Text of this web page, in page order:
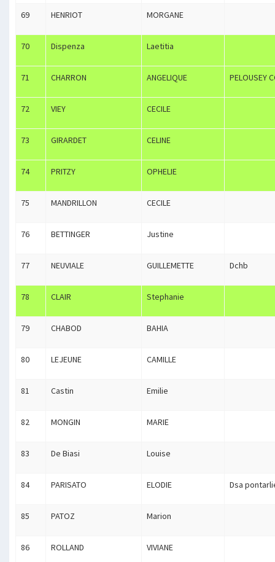
69 HENRIOT MORGANE
70 Dispenza Laetitia
71 CHARRON ANGELIQUE PELOUSEY
72 VIEY CECILE
73 GIRARDET CELINE
74 PRITZY OPHELIE
75 MANDRILLON CECILE
76 BETTINGER Justine
77 NEUVIALE GUILLEMETTE Dchb
78 CLAIR Stephanie
79 CHABOD BAHIA
80 LEJEUNE CAMILLE
81 Castin Emilie
82 MONGIN MARIE
83 De Biasi Louise
84 PARISATO ELODIE Dsa
85 PATOZ Marion
86 ROLLAND VIVIANE